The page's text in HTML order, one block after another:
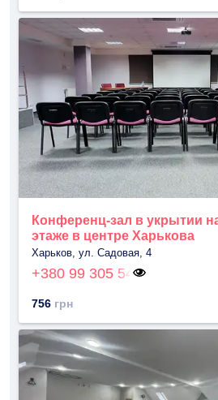
Конференц-зал в укрытии
этаже в центре Харькова
Харьков, ул. Садовая, 4
+380 99 305 54
756 грн